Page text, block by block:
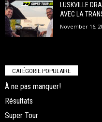
LUSKVILLE
AVEC LA
November 16,
CATÉGORIE POPULAIRE
À ne pas manquer!
Résultats
Super Tour